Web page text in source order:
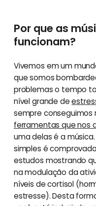
Por que as
funcionam?
Vivemos em um
que somos
problemas o tempo
nível grande de
sempre conseguimos
ferramentas que nos
uma delas é a
simples é
estudos mostrando
na modulação da
níveis de cortisol
estresse). Desta